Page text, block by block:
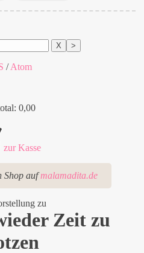
X >
/Atom
0,00
zur Kasse
Shop aufmalamadita.de
zu
Zeit zu